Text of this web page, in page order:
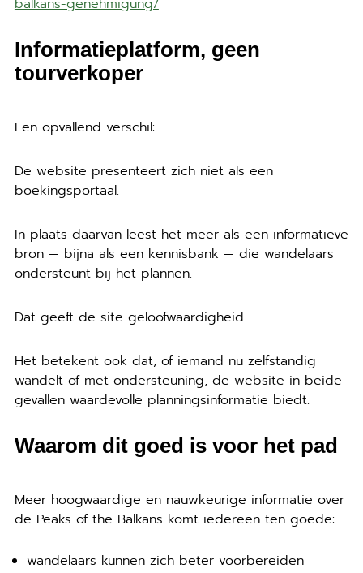
balkans-genehmigung/
Informatieplatform, geen
tourverkoper
Een opvallend verschil:
De website presenteert zich niet als een
boekingsportaal.
In plaats daarvan leest het meer als een informatieve
bron — bijna als een kennisbank — die wandelaars
ondersteunt bij het plannen.
Dat geeft de site geloofwaardigheid.
Het betekent ook dat, of iemand nu zelfstandig
wandelt of met ondersteuning, de website in beide
gevallen waardevolle planningsinformatie biedt.
Waarom dit goed is voor het pad
Meer hoogwaardige en nauwkeurige informatie over
de Peaks of the Balkans komt iedereen ten goede:
wandelaars kunnen zich beter voorbereiden